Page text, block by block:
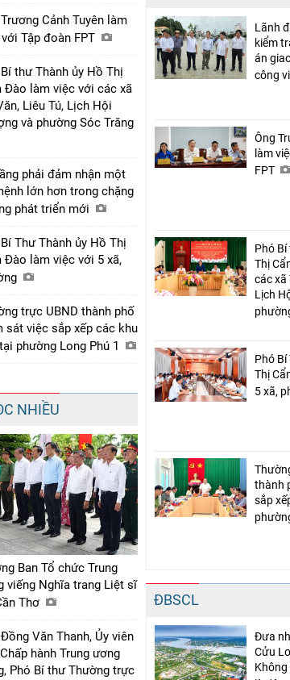
Cảnh Tuyên làm
Tập đoàn FPT
thư Thành ủy Hồ Thị
Đào làm việc với các xã
Liêu Tú, Lịch Hội
và phường Sóc Trăng
phải đảm nhận một
lớn hơn trong chặng
phát triển mới
Thư Thành ủy Hồ Thị
Đào làm việc với 5 xã,
trực UBND thành phố
sát việc sắp xếp các khu
phường Long Phú 1
NHIỀU
Ban Tổ chức Trung
viếng Nghĩa trang Liệt sĩ
Thơ
Văn Thanh, Ủy viên
hành Trung ương
Phó Bí thư Thường trực
Lãnh
kiểm
án
công
Ông
làm
FPT
Phó
Thị
các xã
Lịch
Phó
Thị
5 xã,
thành
sắp
ĐBSCL
Đưa
Cửu
Không